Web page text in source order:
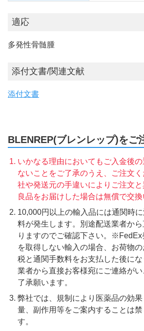
適応
多発性骨髄腫
添付文書/関連文献
添付文書
BLENREP(ブレンレップ)をご
いかなる理由においてもご入金後
ないことをご了承のうえ、ご注文
社や発送元の手違いによりご注文
良品をお届けした場合は無償で交換
10,000円以上の輸入品には通関時
料が発生します。別途配送業者か
りますのでご確認下さい。※FedEx
を取得しない輸入の場合、お荷物
税と通関手数料をお支払した後に
業者から直接お客様宛にご連絡が
了承願います。
弊社では、規制により医薬品の効
量、副作用等をご案内することは禁
す。